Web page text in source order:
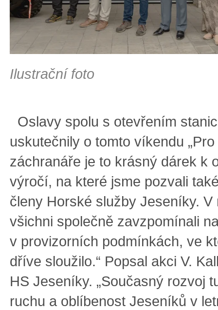
Ilustrační foto
Oslavy spolu s otevřením
uskutečnily o tomto víkendu
záchranáře je to krásný dárek k
výročí, na které jsme pozvali
členy Horské služby Jeseníky. V
všichni společně zavzpomínali
v provizorních podmínkách, ve
dříve sloužilo.“ Popsal akci V.
HS Jeseníky. „Současný rozvoj
ruchu a oblíbenost Jeseníků v